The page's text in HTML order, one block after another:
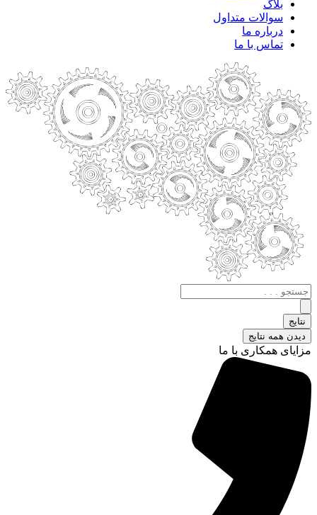
بلاگ
سوالات متداول
درباره ما
تماس با ما
جستجو
.
.
.
نتایج
دیدن همه نتایج
مزایای همکاری با ما